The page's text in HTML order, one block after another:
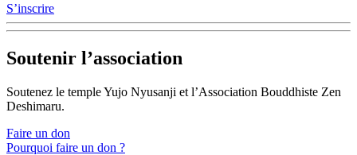
S’inscrire
Soutenir l’association
Soutenez le temple Yujo Nyusanji et l’Association Bouddhiste Zen
Deshimaru.
Faire un don
Pourquoi faire un don ?